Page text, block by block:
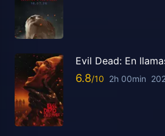
Evil Dead: En
6.8 2h 00min